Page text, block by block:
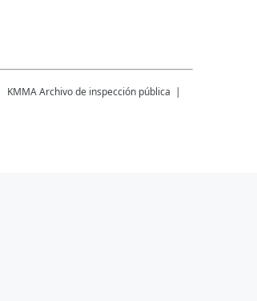
KMMAArchivo de inspección pública